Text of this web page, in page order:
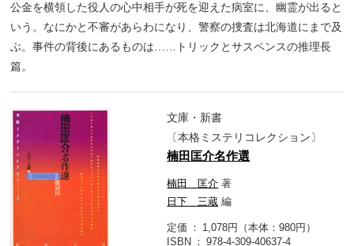
公金を横領した役人の心中相手が死を迎えた病室に、幽霊が出ると
いう。なにかと不審があらわになり、警察の捜査は北海道にまで及
ぶ。事件の背後にあるものは……トリックとサスペンスの推理長
篇。
文庫・新書
〔本格ミステリコレクション〕
楠田匡介名作選
楠田 匡介 著
日下 三蔵 編
定価
1,078円（本体：980円）
ISBN
978-4-309-40637-4